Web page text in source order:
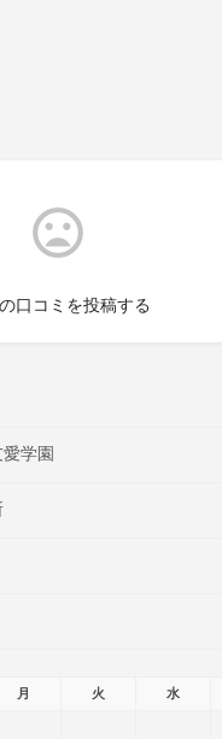
口コミを投稿する
学園
月 火 水